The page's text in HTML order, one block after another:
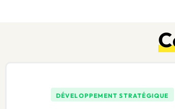
DÉVELOPPEMENT STRATÉGIQUE